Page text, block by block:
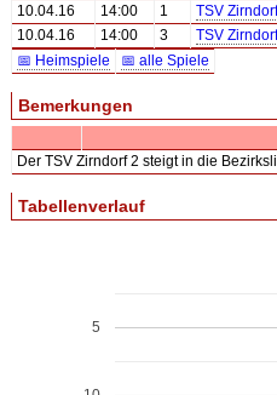
10.04.16
14:00 1
TSV
10.04.16
14:00 3
TSV
📅 Heimspiele
📅 alle Spiele
Bemerkungen
Der TSV Zirndorf 2 steigt in die
Tabellenverlauf
5